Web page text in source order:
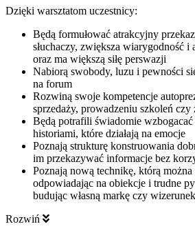
Dzięki warsztatom uczestnicy:
Będą formułować atrakcyjny
słuchaczy, zwiększa wiarygodność i
oraz ma większą siłę perswazji
Nabiorą swobody, luzu i pewności
na forum
Rozwiną swoje kompetencje
sprzedaży, prowadzeniu szkoleń czy
Będą potrafili świadomie wzbogacać
historiami, które działają na emocje
Poznają strukturę konstruowania
im przekazywać informacje bez
Poznają nową technikę, którą
odpowiadając na obiekcje i trudne
budując własną markę czy
Rozwiń